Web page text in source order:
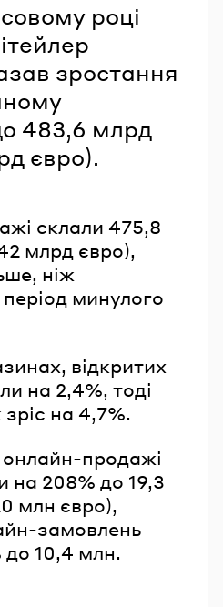
році
зростання
483,6 млрд
євро).
склали 475,8
млрд євро),
ніж
минулого
відкритих
на 2,4%, тоді
на 4,7%.
продажі
на 208% до 19,3
млн євро),
замовлень
до 10,4 млн.